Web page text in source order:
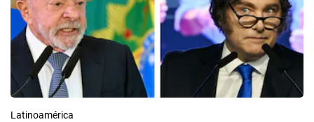
Latinoamérica